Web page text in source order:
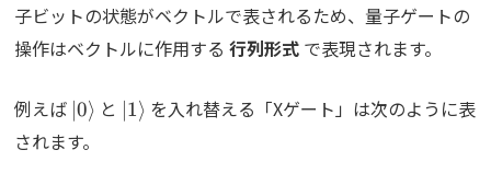
子ビットの状態がベクトルで表されるため、量子ゲートの
操作はベクトルに作用する行列形式 で表現されます。
例えば \ket{0}
∣0⟩ と \ket{1}
1⟩ を入れ替える「Xゲート」は次のように表
されます。